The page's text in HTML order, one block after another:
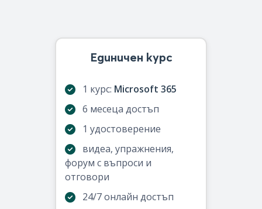
Единичен курс
1 курс: Microsoft 365
6 месеца достъп
1 удостоверение
видеа, упражнения,
форум с въпроси и
отговори
24/7 онлайн достъп